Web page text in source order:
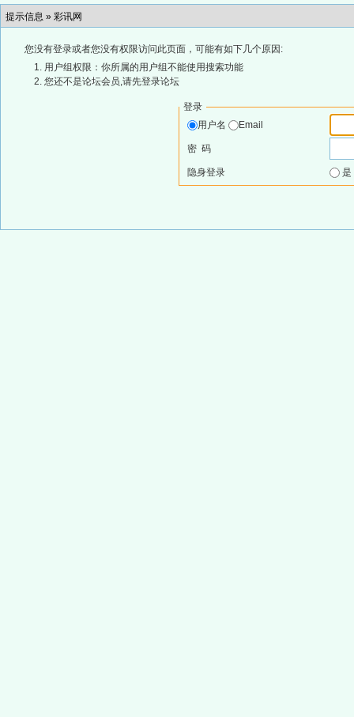
提示信息 » 彩讯网
您没有登录或者您没有权限访问此页面，可能有如下几个原因:
用户组权限：你所属的用户组不能使用搜索功能
您还不是论坛会员,请先登录论坛
登录
用户名
Email
密 码
隐身登录